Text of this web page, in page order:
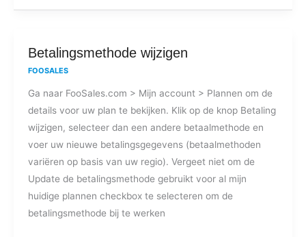
Betalingsmethode wijzigen
FOOSALES
Ga naar FooSales.com > Mijn account > Plannen om de
details voor uw plan te bekijken. Klik op de knop Betaling
wijzigen, selecteer dan een andere betaalmethode en
voer uw nieuwe betalingsgegevens (betaalmethoden
variëren op basis van uw regio). Vergeet niet om de
Update de betalingsmethode gebruikt voor al mijn
huidige plannen checkbox te selecteren om de
betalingsmethode bij te werken
Betalingsmethode
wijzigen